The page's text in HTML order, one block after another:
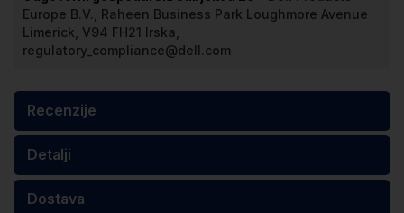
Europe B.V., Raheen Business Park Loughmore Avenue
Limerick, V94 FH21 Irska,
regulatory_compliance@dell.com
Recenzije
Detalji
Dostava